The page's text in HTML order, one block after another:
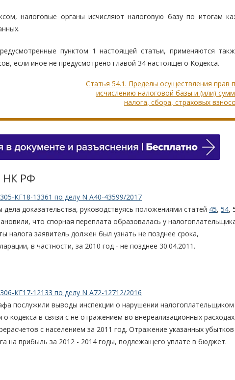
налоговые органы исчисляют налоговую базу по итогам
пунктом 1 настоящей статьи, применяются
если иное не предусмотрено главой 34 настоящего Кодекса.
Статья 54.1. Пределы осуществления прав
исчислению налоговой базы и (или)
налога, сбора, страховых
НК РФ
КГ18-13361 по делу N А40-43599/2017
доказательства, руководствуясь положениями статей 45, 54,
что спорная переплата образовалась у
налога заявитель должен был узнать не позднее срока,
в частности, за 2010 год - не позднее 30.04.2011.
КГ17-12133 по делу N А72-12712/2016
послужили выводы инспекции о нарушении налогоплательщиком
кодекса в связи с не отражением во внереализационных
с населением за 2011 год. Отражение указанных убытков
на прибыль за 2012 - 2014 годы, подлежащего уплате в бюджет.